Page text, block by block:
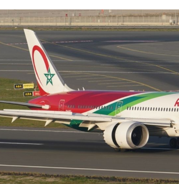
HGLG11
XPLG11
KNRI11
KNCR11
Ver todos
SMAL11
HASH11
GOLD11
XINA11
Ver todos